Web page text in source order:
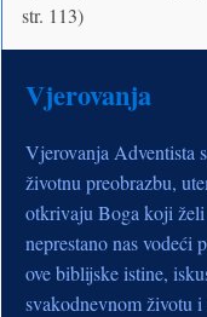
str. 113)
Vjerovanja
Vjerovanja Adventista
životnu preobrazbu,
otkrivaju Boga koji želi
neprestano nas vodeći
ove biblijske istine,
svakodnevnom životu i